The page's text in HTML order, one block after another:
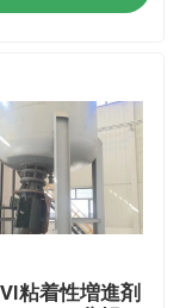
粘着性増進剤